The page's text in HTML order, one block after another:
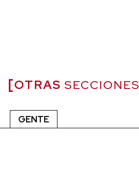
OTRAS SECCIONES
GENTE